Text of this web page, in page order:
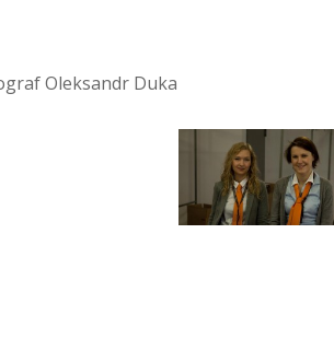
Oleksandr Duka